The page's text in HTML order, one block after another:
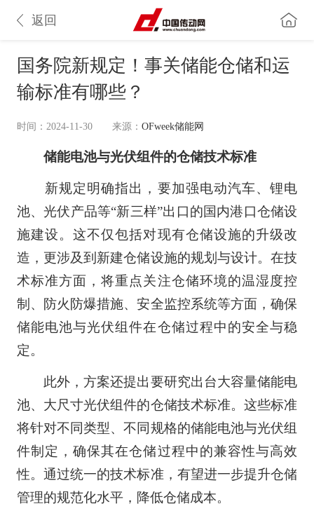
返回
国务院新规定！事关储能仓储和运
输标准有哪些？
时间：2024-11-30 来源： OFweek储能网
储能电池与光伏组件的仓储技术标准
新规定明确指出，要加强电动汽车、锂电
池、光伏产品等“新三样”出口的国内港口仓储设
施建设。这不仅包括对现有仓储设施的升级改
造，更涉及到新建仓储设施的规划与设计。在技
术标准方面，将重点关注仓储环境的温湿度控
制、防火防爆措施、安全监控系统等方面，确保
储能电池与光伏组件在仓储过程中的安全与稳
定。
此外，方案还提出要研究出台大容量储能电
池、大尺寸光伏组件的仓储技术标准。这些标准
将针对不同类型、不同规格的储能电池与光伏组
件制定，确保其在仓储过程中的兼容性与高效
性。通过统一的技术标准，有望进一步提升仓储
管理的规范化水平，降低仓储成本。